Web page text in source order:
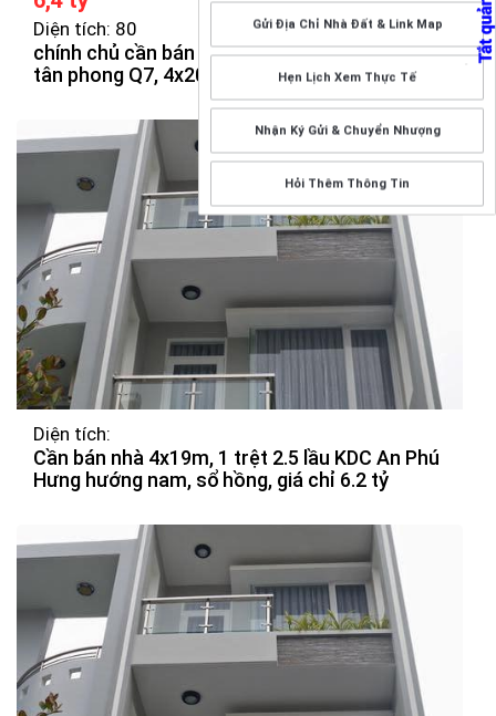
Gửi Địa Chỉ Nhà Đất & Link Map
Hẹn Lịch Xem Thực Tế
Nhận Ký Gửi & Chuyển Nhượng
Hỏi Thêm Thông Tin
Diện tích: 80
chính chủ cần bán nhà mặt tiền đường 32 p.
tân phong Q7, 4x20, 3 lầu giá 6,4 tỷ TL
Diện tích:
Cần bán nhà 4x19m, 1 trệt 2.5 lầu KDC An Phú
Hưng hướng nam, sổ hồng, giá chỉ 6.2 tỷ